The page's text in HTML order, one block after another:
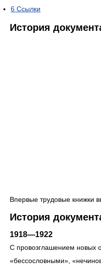
6 Ссылки
История
Впервые трудовые книжки
История
1918—1922
С провозглашением новых
«бессословными»,